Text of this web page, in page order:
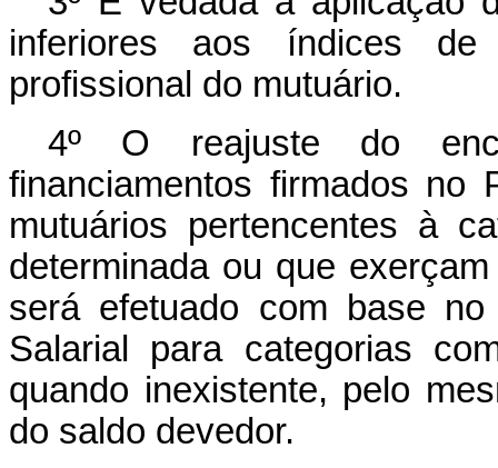
inferiores aos índices de
profissional do mutuário.
4º O reajuste do
financiamentos firmados no
mutuários pertencentes à
determinada ou que
será efetuado com base
Salarial para categorias
quando inexistente, pelo
do saldo devedor.